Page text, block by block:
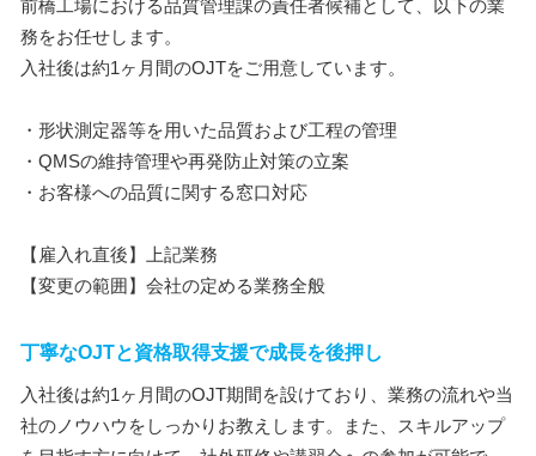
前橋工場における品質管理課の責任者候補として、以下の業
務をお任せします。
入社後は約1ヶ月間のOJTをご用意しています。
・形状測定器等を用いた品質および工程の管理
・QMSの維持管理や再発防止対策の立案
・お客様への品質に関する窓口対応
【雇入れ直後】上記業務
【変更の範囲】会社の定める業務全般
丁寧なOJTと資格取得支援で成長を後押し
入社後は約1ヶ月間のOJT期間を設けており、業務の流れや当
社のノウハウをしっかりお教えします。また、スキルアップ